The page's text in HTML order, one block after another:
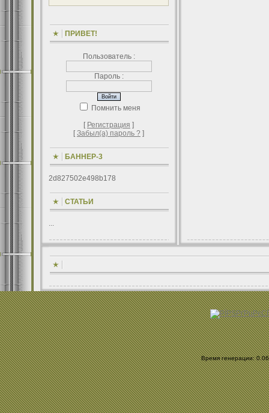
ПРИВЕТ!
Пользователь :
Пароль :
Помнить меня
[ Регистрация ]
[Забыл(а) пароль ? ]
БАННЕР-3
2d827502e498b178
СТАТЬИ
...
Время генерации: